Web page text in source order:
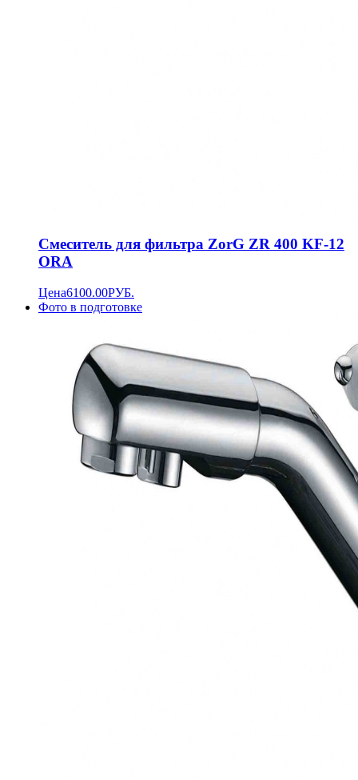
Смеситель для фильтра ZorG ZR 400 KF-12
ORA
Цена6100.00РУБ.
Фото в подготовке